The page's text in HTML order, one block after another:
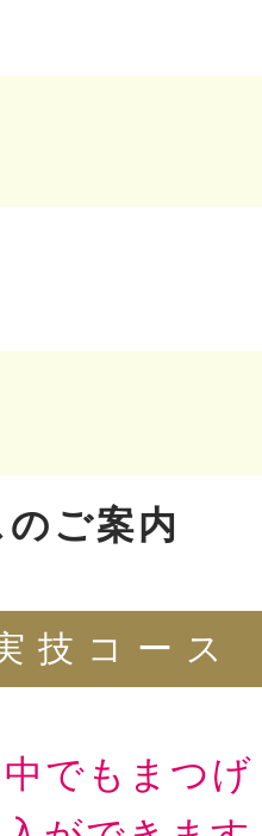
ご案内
技コース
でもまつげ